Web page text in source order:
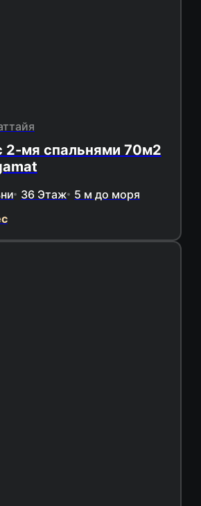
2-мя спальнями 70м2
36 Этаж 5 м до моря